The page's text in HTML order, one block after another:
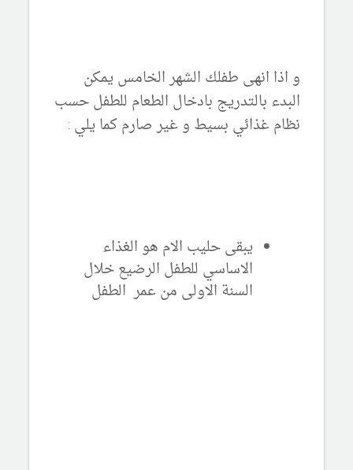
و اذا انهى طفلك الشهر الخامس يمكن
البدء بالتدريج بادخال الطعام للطفل حسب
نظام غذائي بسيط و غير صارم كما يلي :
يبقى حليب الام هو الغذاء
الاساسي للطفل الرضيع خلال
السنة الاولى من عمر الطفل